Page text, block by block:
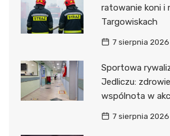
ratowanie koni i
Targowiskach
7 sierpnia 2026
Sportowa
Jedliczu:
wspólnota w
7 sierpnia 2026